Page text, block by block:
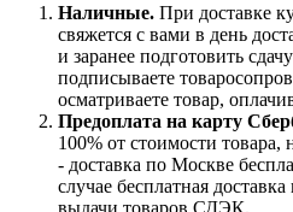
Наличные. При доставке
свяжется с вами в день
и заранее подготовить
подписываете
осматриваете товар,
Предоплата на карту
100% от стоимости товара,
- доставка по Москве
случае бесплатная
выдачи товаров СДЭК.